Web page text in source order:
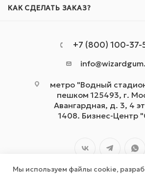
КАК СДЕЛАТЬ ЗАКАЗ?
+7 (800) 100-37-
метро "Водный
пешком 125493, г.
Авангардная, д. 3, 4
1408. Бизнес-Центр
Мы используем файлы cookie,